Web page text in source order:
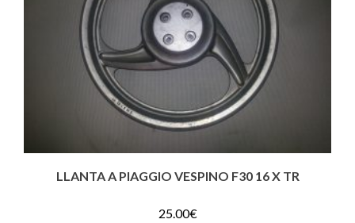
LLANTA A PIAGGIO VESPINO F30 16 X TR
25.00€